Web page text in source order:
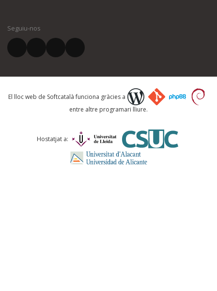
El vostre correu electrònic *
Què proposeu?
Comentari *
Seguiu-nos
El lloc web de Softcatalà funciona gràcies a
entre altre programari lliure.
Hostatjat a: